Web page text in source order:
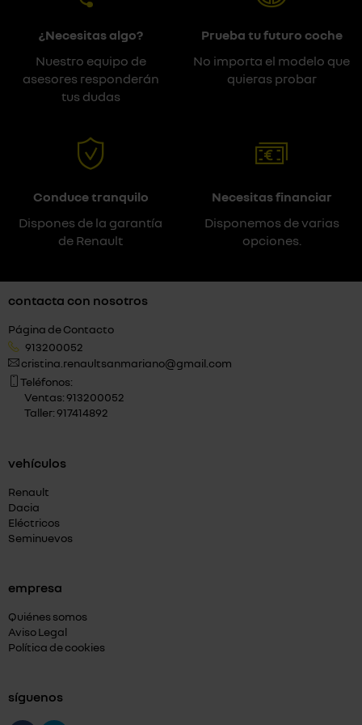
¿Necesitas algo?
Nuestro equipo de
asesores responderán
tus dudas
Prueba tu futuro coche
No importa el modelo que
quieras probar
Conduce tranquilo
Dispones de la garantía
de Renault
Necesitas financiar
Disponemos de varias
opciones.
contacta con nosotros
Página de Contacto
913200052
cristina.renaultsanmariano@gmail.com
Teléfonos:
Ventas: 913200052
Taller: 917414892
vehículos
Renault
Dacia
Eléctricos
Seminuevos
empresa
Quiénes somos
Aviso Legal
Política de cookies
síguenos